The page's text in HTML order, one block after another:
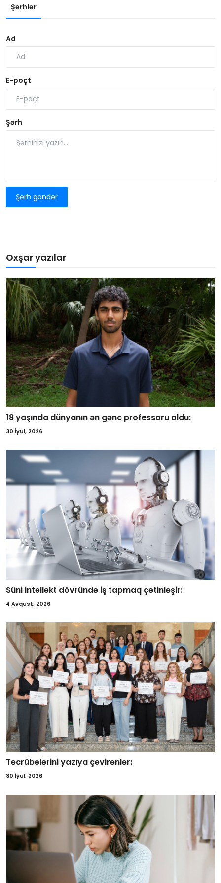
Şərhlər
Ad
E-poçt
Şərh
Şərh göndər
Oxşar yazılar
18 yaşında dünyanın ən gənc professoru oldu:
30 İyul, 2026
Süni intellekt dövründə iş tapmaq çətinləşir:
4 Avqust, 2026
Təcrübələrini yazıya çevirənlər:
30 İyul, 2026